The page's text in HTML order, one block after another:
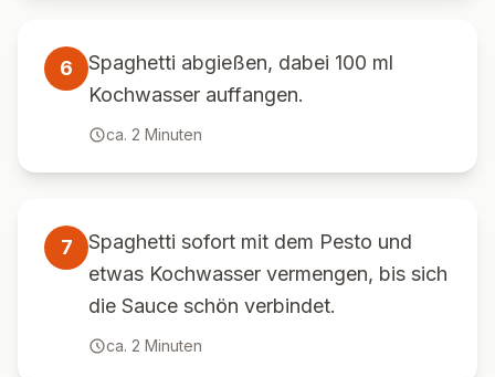
6
Spaghetti abgießen, dabei 100 ml
Kochwasser auffangen.
ca. 2 Minuten
7
Spaghetti sofort mit dem Pesto und
etwas Kochwasser vermengen, bis sich
die Sauce schön verbindet.
ca. 2 Minuten